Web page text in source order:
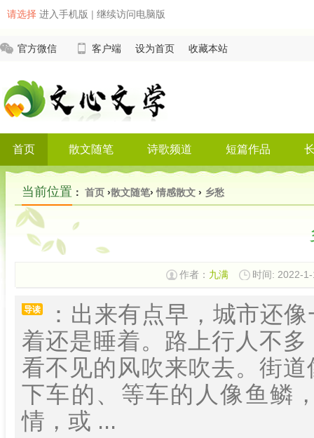
请选择 进入手机版 | 继续访问电脑版
官方微信 客户端 设为首页 收藏本站
首页 散文随笔 诗歌频道 短篇作品
当前位置 ： 首页 ›散文随笔› 情感散文 › 乡愁
作者： 九满 时间: 2022-
导读
：出来有点早，城市还
着还是睡着。路上行人不
看不见的风吹来吹去。街
下车的、等车的人像鱼鳞
情，或 ...